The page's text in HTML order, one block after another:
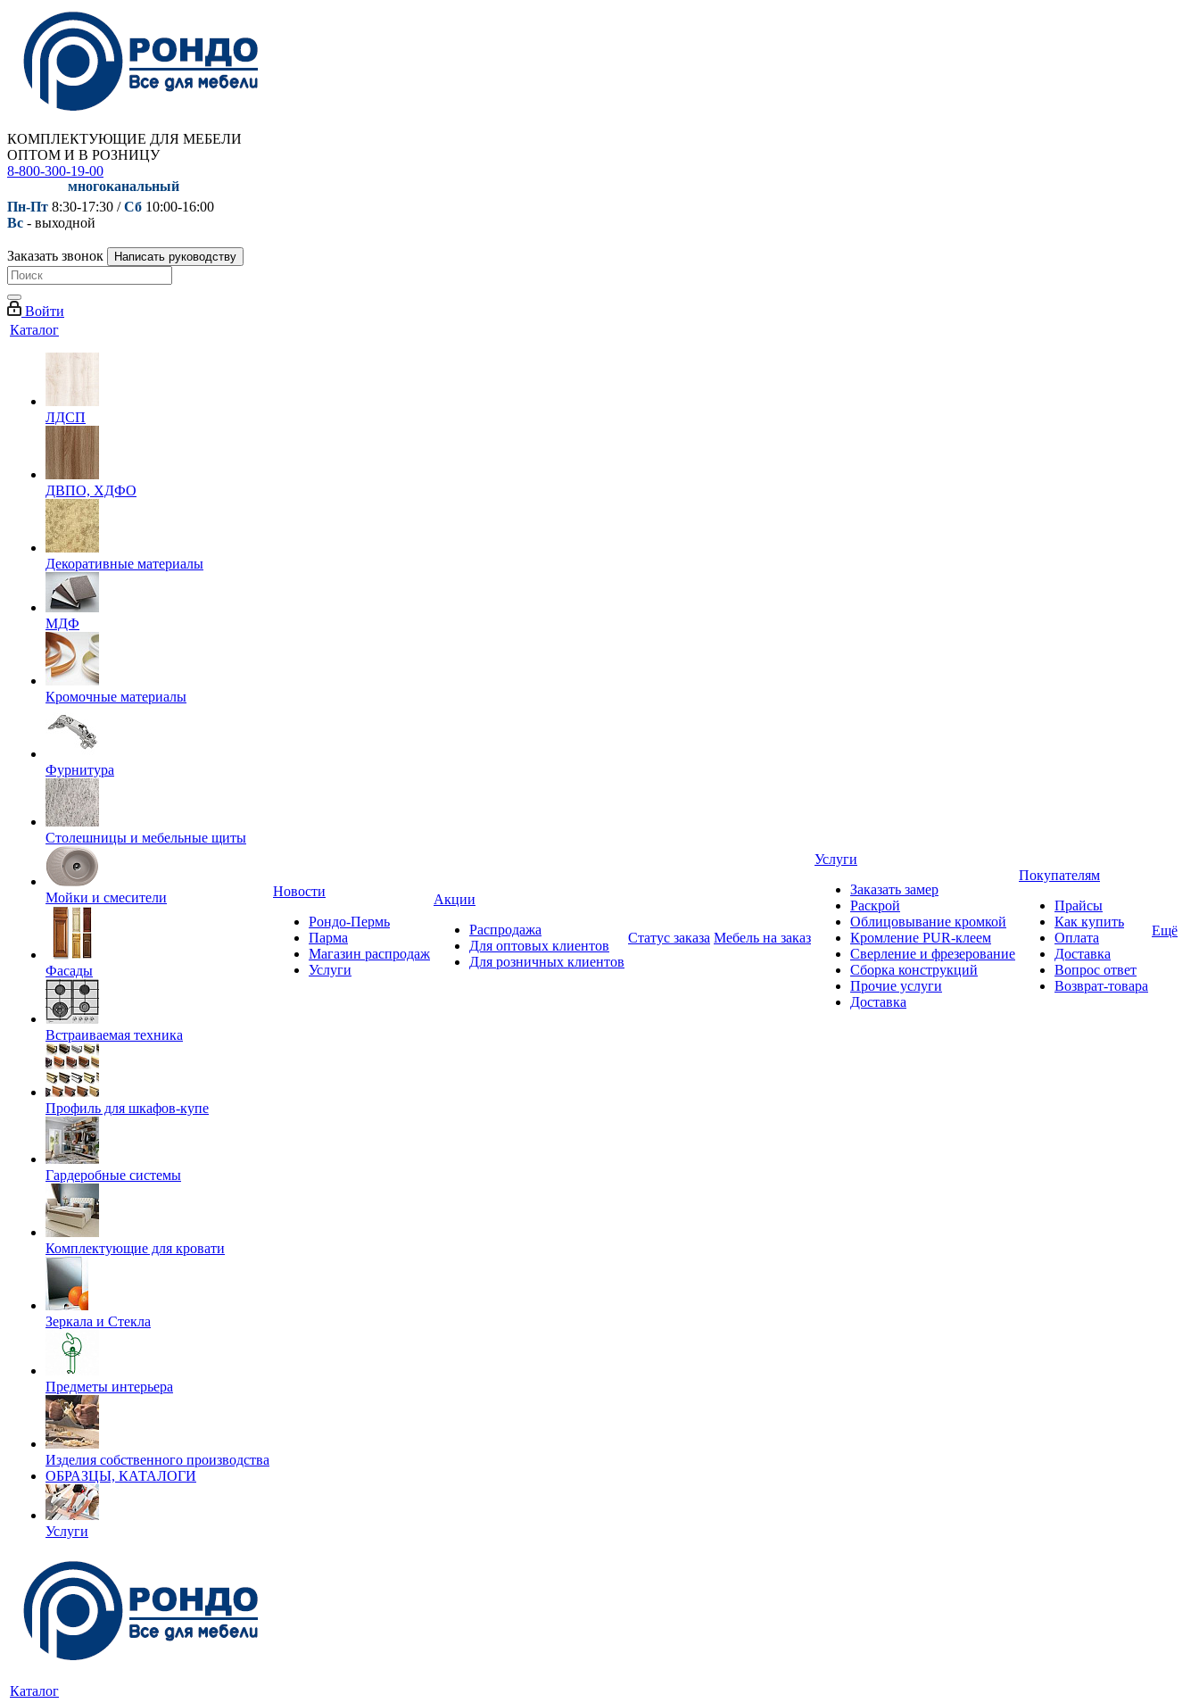
КОМПЛЕКТУЮЩИЕ ДЛЯ МЕБЕЛИ
ОПТОМ И В РОЗНИЦУ
8-800-300-19-00
многоканальный
Пн-Пт 8:30-17:30 /Сб 10:00-16:00
Вс - выходной
Заказать звонок Написать руководству
Войти
Каталог
ЛДСП
ДВПО, ХДФО
Декоративные материалы
МДФ
Кромочные материалы
Фурнитура
Столешницы и мебельные щиты
Мойки и смесители
Фасады
Встраиваемая техника
Профиль для шкафов-купе
Гардеробные системы
Комплектующие для кровати
Зеркала и Стекла
Предметы интерьера
Изделия собственного производства
ОБРАЗЦЫ, КАТАЛОГИ
Услуги
Новости
Рондо-Пермь
Парма
Магазин распродаж
Услуги
Акции
Распродажа
Для оптовых клиентов
Для розничных клиентов
Статус заказа Мебель на заказ
Услуги
Заказать замер
Раскрой
Облицовывание кромкой
Кромление PUR-клеем
Сверление и фрезерование
Сборка конструкций
Прочие услуги
Доставка
Покупателям
Прайсы
Как купить
Оплата
Доставка
Вопрос ответ
Возврат-товара
Ещё
Каталог